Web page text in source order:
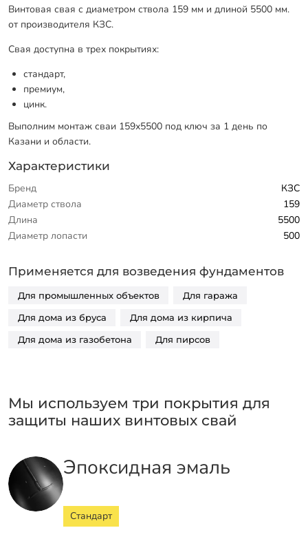
Винтовая свая с диаметром ствола 159 мм и длиной 5500 мм.
от производителя КЗС.
Свая доступна в трех покрытиях:
стандарт,
премиум,
цинк.
Выполним монтаж сваи 159х5500 под ключ за 1 день по
Казани и области.
Характеристики
Бренд
КЗС
Диаметр ствола
159
Длина
5500
Диаметр лопасти
500
Применяется для возведения фундаментов
Для промышленных объектов Для гаража
Для дома из бруса Для дома из кирпича
Для дома из газобетона Для пирсов
Мы используем три покрытия для
защиты наших винтовых свай
Эпоксидная эмаль
Стандарт